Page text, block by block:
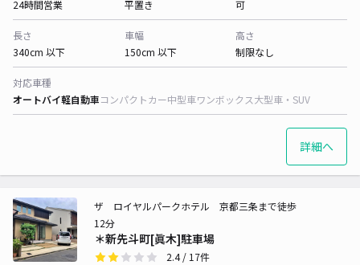
24時間営業 平置き 可
長さ
340cm 以下
車幅
150cm 以下
高さ
制限なし
対応車種
オートバイ軽自動車コンパクトカー中型車ワンボックス大型車・SUV
詳細へ
＊新先斗町[眞木]駐車場
ザ ロイヤルパークホテル 京都三条まで徒歩
12分
2.4/ 17件